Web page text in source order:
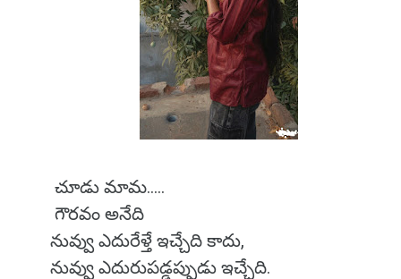
చూడు మామ.....
గౌరవం అనేది
నువ్వు ఎదురేళ్తే ఇచ్చేది కాదు,
నువ్వు ఎదురుపడ్డప్పుడు ఇచ్చేది.